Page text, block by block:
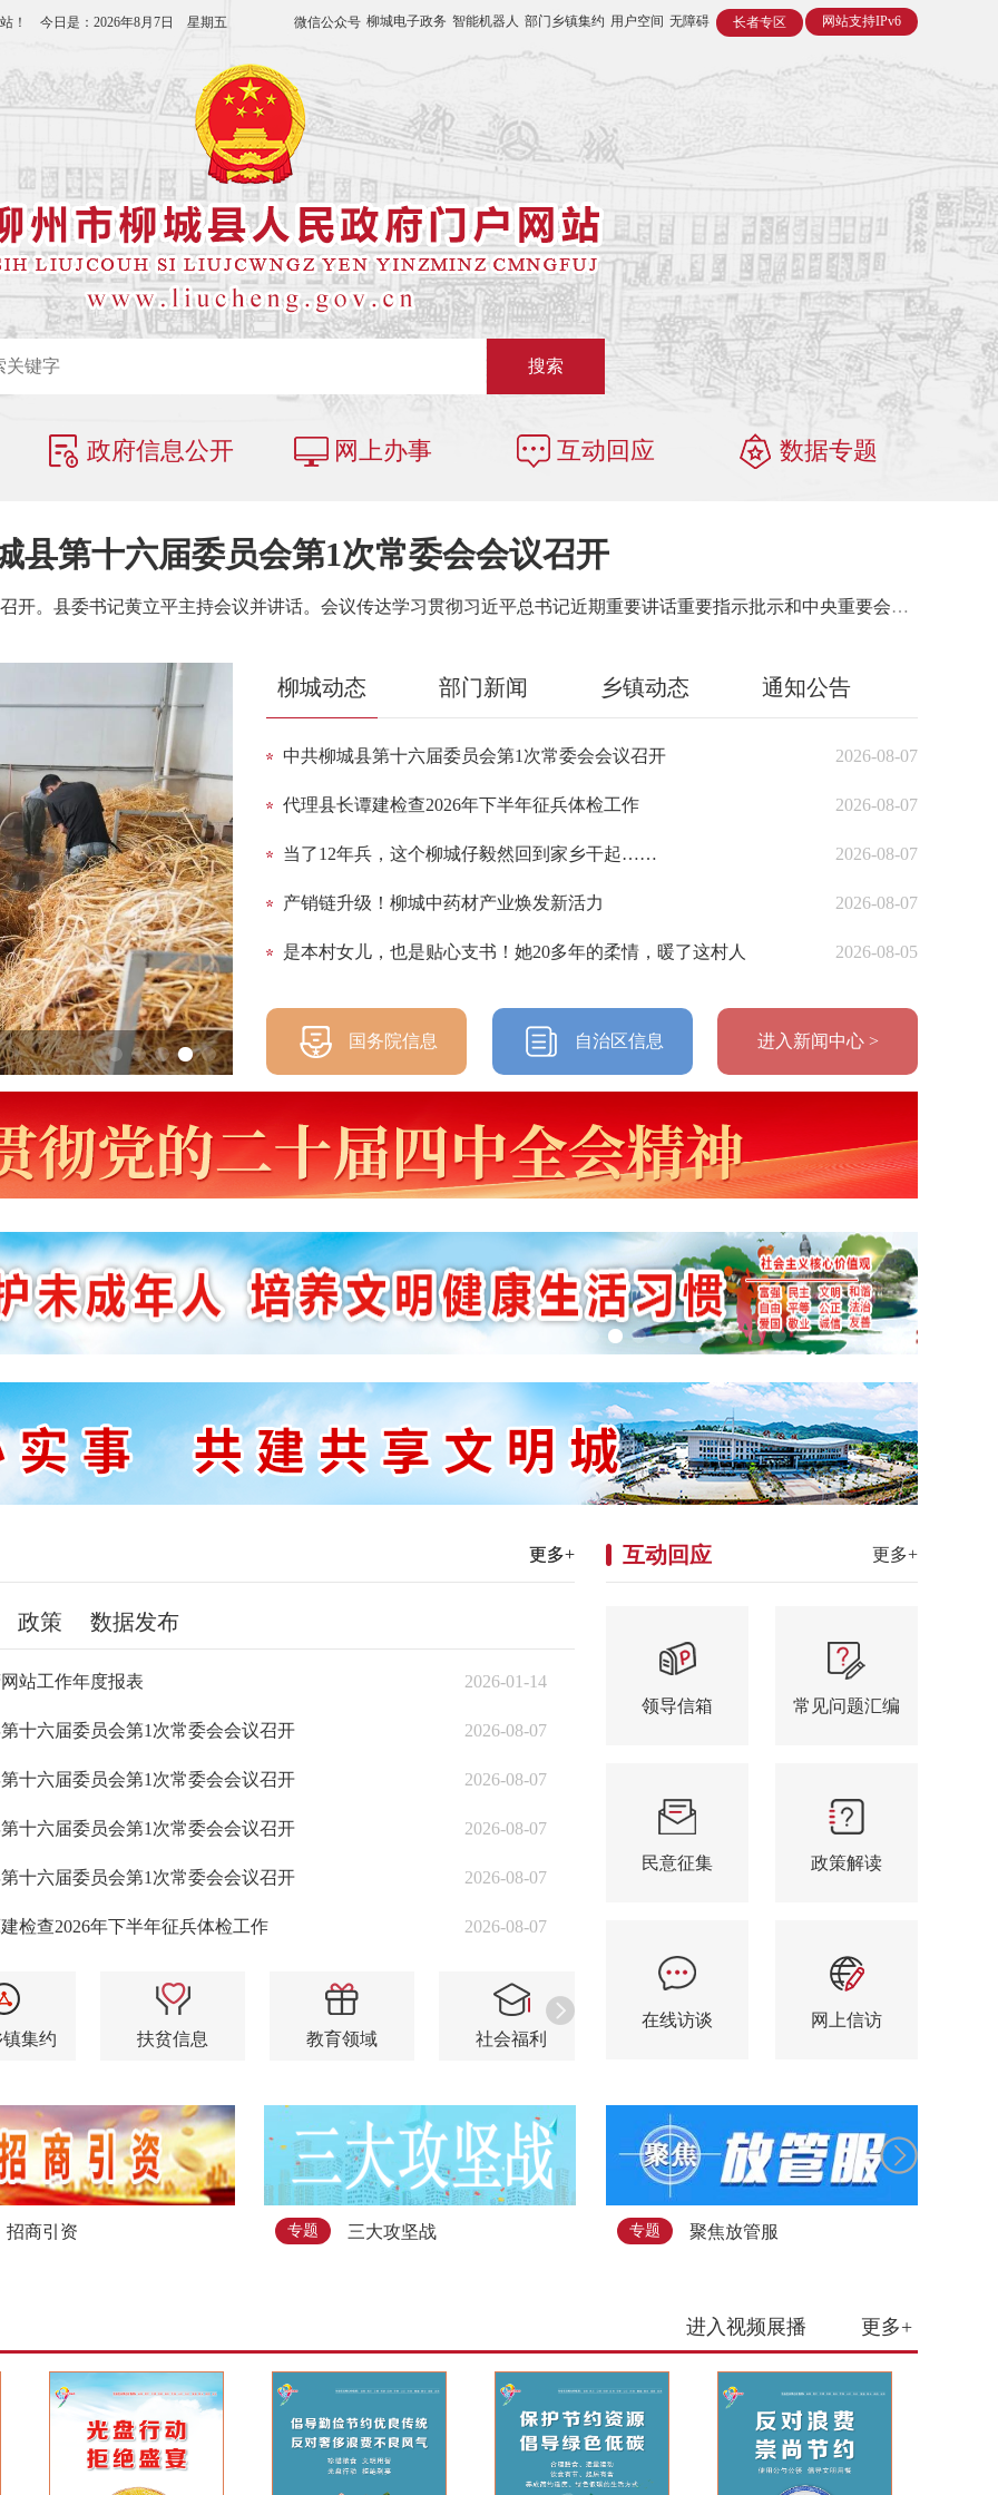
网站支持IPv6
长者专区
微信公众号 柳城电子政务 智能机器人 部门乡镇集约 用户空间 无障碍
！ 今日是： 2026年8月7日 星期五
搜索
政府信息公开 网上办事 互动回应 数据专题
县第十六届委员会第1次常委会会议召开
8月6日，中共柳城县第十六届委员会第1次常委会会议召开。县委书记黄立平主持会议并讲话。会议传达学习贯彻习近平总书记近期重要讲话重要指示批示和中央重要会议精神、《习近平党建文选》、中共柳州市第十三届委员会第十五次全体会议精神及《中共柳州市委员会关于贯彻落实〈中共广西壮族自治区委员会...
柳城动态 部门新闻 乡镇动态 通知公告
2026-08-07
中共柳城县第十六届委员会第1次常委会会议召开
2026-08-07
代理县长谭建检查2026年下半年征兵体检工作
2026-08-07
当了12年兵，这个柳城仔毅然回到家乡干起……
2026-08-07
产销链升级！柳城中药材产业焕发新活力
2026-08-05
是本村女儿，也是贴心支书！她20多年的柔情，暖了这村人
国务院信息 自治区信息 进入新闻中心 >
更多+
政策 数据发布
2026-01-14
站工作年度报表
2026-08-07
十六届委员会第1次常委会会议召开
2026-08-07
十六届委员会第1次常委会会议召开
2026-08-07
十六届委员会第1次常委会会议召开
2026-08-07
十六届委员会第1次常委会会议召开
2026-08-07
检查2026年下半年征兵体检工作
集约 扶贫信息 教育领域 社会福利
更多+
救助 社会保险 劳动就业
查询服务
互动回应 更多+
领导信箱 常见问题汇编
民意征集 政策解读
在线访谈 网上信访
招商引资 专题 三大攻坚战 专题 聚焦放管服
进入视频展播 更多+